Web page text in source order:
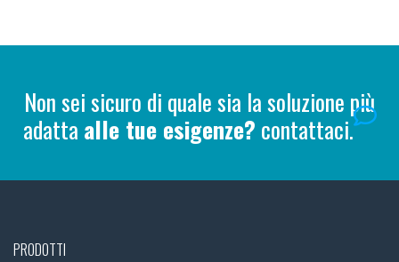
Non sei sicuro di quale sia la soluzione più
adatta alle tue esigenze? contattaci.
PRODOTTI